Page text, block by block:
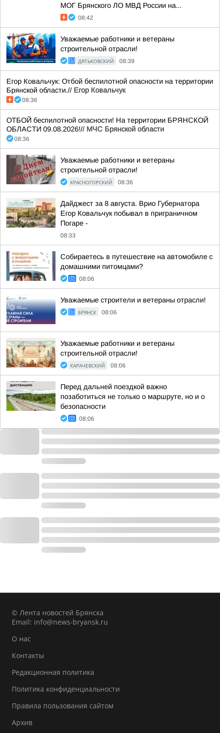
МОГ Брянского ЛО МВД России на...
08:42
Уважаемые работники и ветераны
строительной отрасли!
ДЯТЬКОВСКИЙ 08:39
Егор Ковальчук: Отбой беспилотной опасности на территории
Брянской области.// Егор Ковальчук
08:36
ОТБОЙ беспилотной опасности! На территории БРЯНСКОЙ
ОБЛАСТИ 09.08.2026!// МЧС Брянской области
08:36
Уважаемые работники и ветераны
строительной отрасли!
КРАСНОГОРСКИЙ 08:36
Дайджест за 8 августа. Врио Губернатора
Егор Ковальчук побывал в приграничном
Погаре -
08:33
Собираетесь в путешествие на автомобиле с
домашними питомцами?
08:06
Уважаемые строители и ветераны отрасли!
БРЯНСК 08:06
Уважаемые работники и ветераны
строительной отрасли!
КАРАЧЕВСКИЙ 08:06
Перед дальней поездкой важно
позаботиться не только о маршруте, но и о
безопасности
08:06
© Лента новостей Брянска
Email: info@news-bryansk.ru
О нас
Контакты
Редакционная политика
Политика конфиденциальности
Правила пользования сайтом
Архив